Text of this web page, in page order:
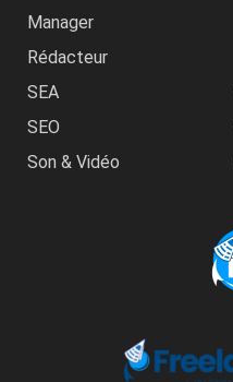
Manager
Rédacteur
SEA
SEO
Son & Vidéo